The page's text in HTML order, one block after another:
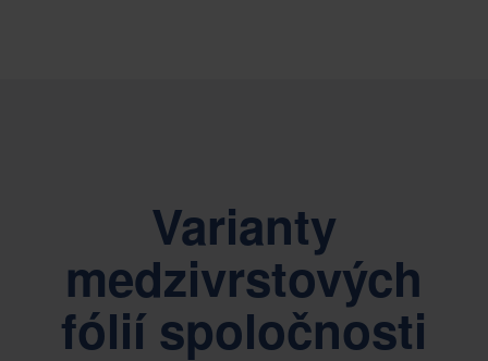
Varianty
medzivrstových
fólií spoločnosti